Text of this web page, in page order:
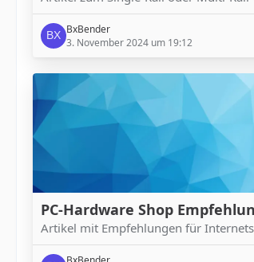
BxBender
3. November 2024 um 19:12
PC-Hardware Shop
Artikel mit Empfehlungen für